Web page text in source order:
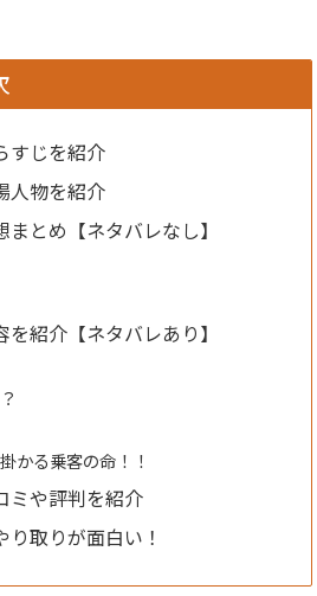
すじを紹介
人物を紹介
とめ【ネタバレなし】
紹介【ネタバレあり】
かる乗客の命！！
ミや評判を紹介
取りが面白い！